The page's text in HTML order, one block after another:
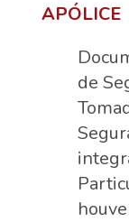
APÓLICE
de